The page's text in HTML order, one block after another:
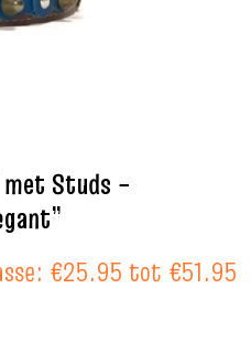
Studs –
€25.95 tot €51.95